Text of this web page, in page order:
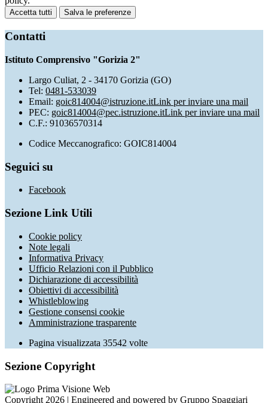
Accetta tutti Salva le preferenze
Contatti
Istituto Comprensivo "Gorizia 2"
Largo Culiat, 2 - 34170 Gorizia (GO)
Tel: 0481-533039
Email: goic814004@istruzione.itLink per inviare una mail
PEC: goic814004@pec.istruzione.itLink per inviare una mail
C.F.: 91036570314
Codice Meccanografico: GOIC814004
Seguici su
Facebook
Sezione Link Utili
Cookie policy
Note legali
Informativa Privacy
Ufficio Relazioni con il Pubblico
Dichiarazione di accessibilità
Obiettivi di accessibilità
Whistleblowing
Gestione consensi cookie
Amministrazione trasparente
Pagina visualizzata 35542 volte
Sezione Copyright
Copyright 2026 | Engineered and powered by Gruppo Spaggiari